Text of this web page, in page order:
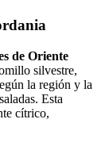
de Oriente
silvestre,
la región y la
Esta
cítrico,